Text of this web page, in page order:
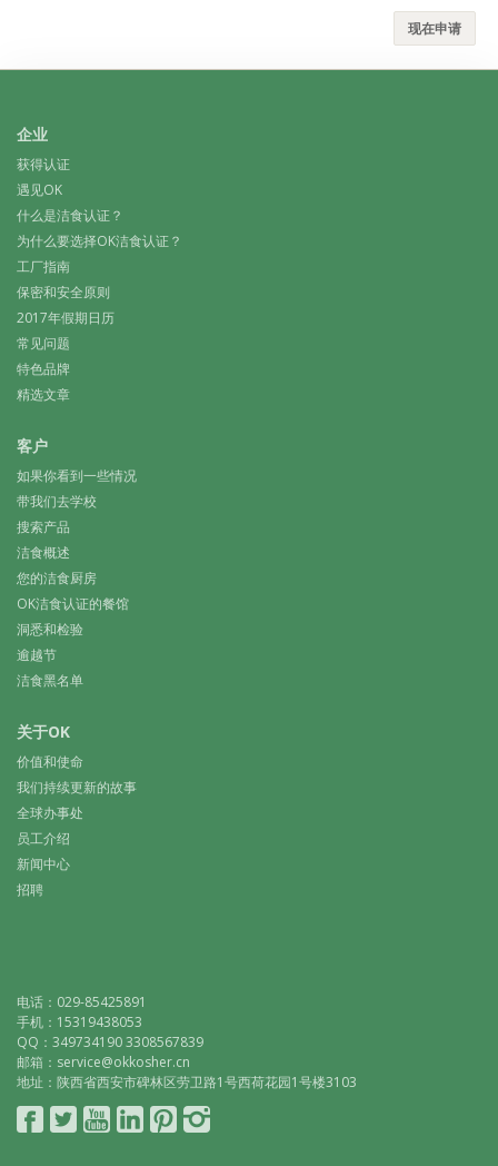
现在申请
企业
获得认证
遇见OK
什么是洁食认证？
为什么要选择OK洁食认证？
工厂指南
保密和安全原则
2017年假期日历
常见问题
特色品牌
精选文章
客户
如果你看到一些情况
带我们去学校
搜索产品
洁食概述
您的洁食厨房
OK洁食认证的餐馆
洞悉和检验
逾越节
洁食黑名单
关于OK
价值和使命
我们持续更新的故事
全球办事处
员工介绍
新闻中心
招聘
电话：029-85425891
手机：15319438053
QQ：349734190 3308567839
邮箱：service@okkosher.cn
地址：陕西省西安市碑林区劳卫路1号西荷花园1号楼3103
Connect
with
Follow
on
YouTube
LinkedIn
Pinterest
Instagram